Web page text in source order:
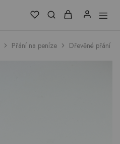
Přání na peníze Dřevěné přání